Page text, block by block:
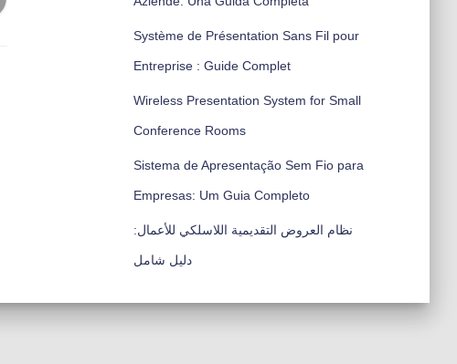
Système de Présentation Sans Fil pour
Entreprise : Guide Complet
Wireless Presentation System for Small
Conference Rooms
Sistema de Apresentação Sem Fio para
Empresas: Um Guia Completo
نظام العروض التقديمية اللاسلكي للأعمال:
دليل شامل